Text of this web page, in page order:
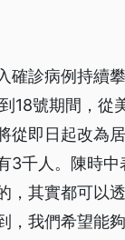
確診病例持續
18號期間，從
從即日起改為
3千人。陳時
，其實都可以
，我們希望能